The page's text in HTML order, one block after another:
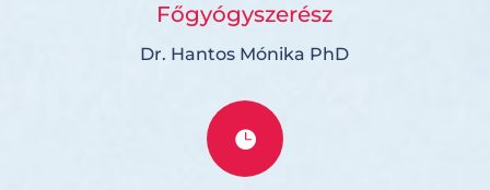
Főgyógyszerész
Dr. Hantos Mónika PhD
